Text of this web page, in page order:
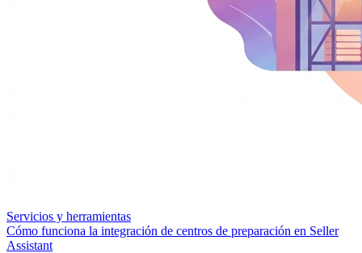
Servicios y herramientas
Cómo funciona la integración de centros de preparación en Seller
Assistant